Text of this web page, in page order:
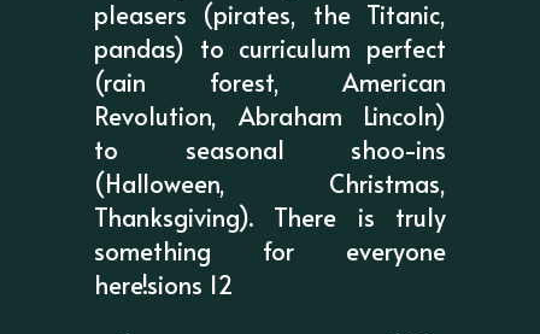
pleasers (pirates, the Titanic,
pandas) to curriculum perfect
(rain forest, American
Revolution, Abraham Lincoln)
to seasonal shoo-ins
(Halloween, Christmas,
Thanksgiving). There is truly
something for everyone
here!sions 12